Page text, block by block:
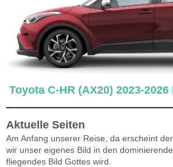
Toyota C-HR (AX20) 2023-
Aktuelle Seiten
Am Anfang unserer Reise, da erscheint
wir unser eigenes Bild in den
fliegendes Bild Gottes wird.